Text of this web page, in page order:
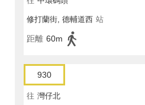
修打蘭街, 德輔道西 站
距離 60m
930
往 灣仔北